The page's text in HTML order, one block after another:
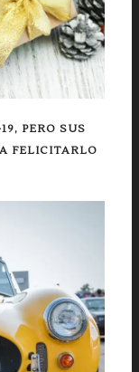
PERO SUS
FELICITARLO